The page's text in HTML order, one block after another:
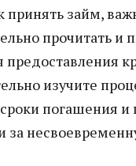
принять займ,
прочитать и
предоставления
изучите
сроки погашения
за